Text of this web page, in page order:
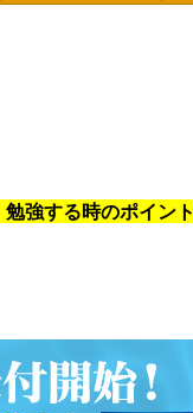
強する時のポイント